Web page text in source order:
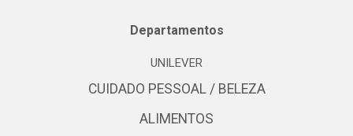
Departamentos
UNILEVER
CUIDADO PESSOAL / BELEZA
ALIMENTOS